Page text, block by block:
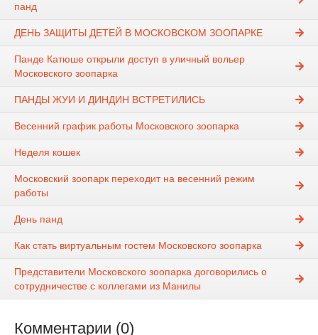
панд
ДЕНЬ ЗАЩИТЫ ДЕТЕЙ В МОСКОВСКОМ ЗООПАРКЕ
Панде Катюше открыли доступ в уличный вольер
Московского зоопарка
ПАНДЫ ЖУИ И ДИНДИН ВСТРЕТИЛИСЬ
Весенний график работы Московского зоопарка
Неделя кошек
Московский зоопарк переходит на весенний режим
работы
День панд
Как стать виртуальным гостем Московского зоопарка
Представители Московского зоопарка договорились о
сотрудничестве с коллегами из Манилы
Комментарии (0)